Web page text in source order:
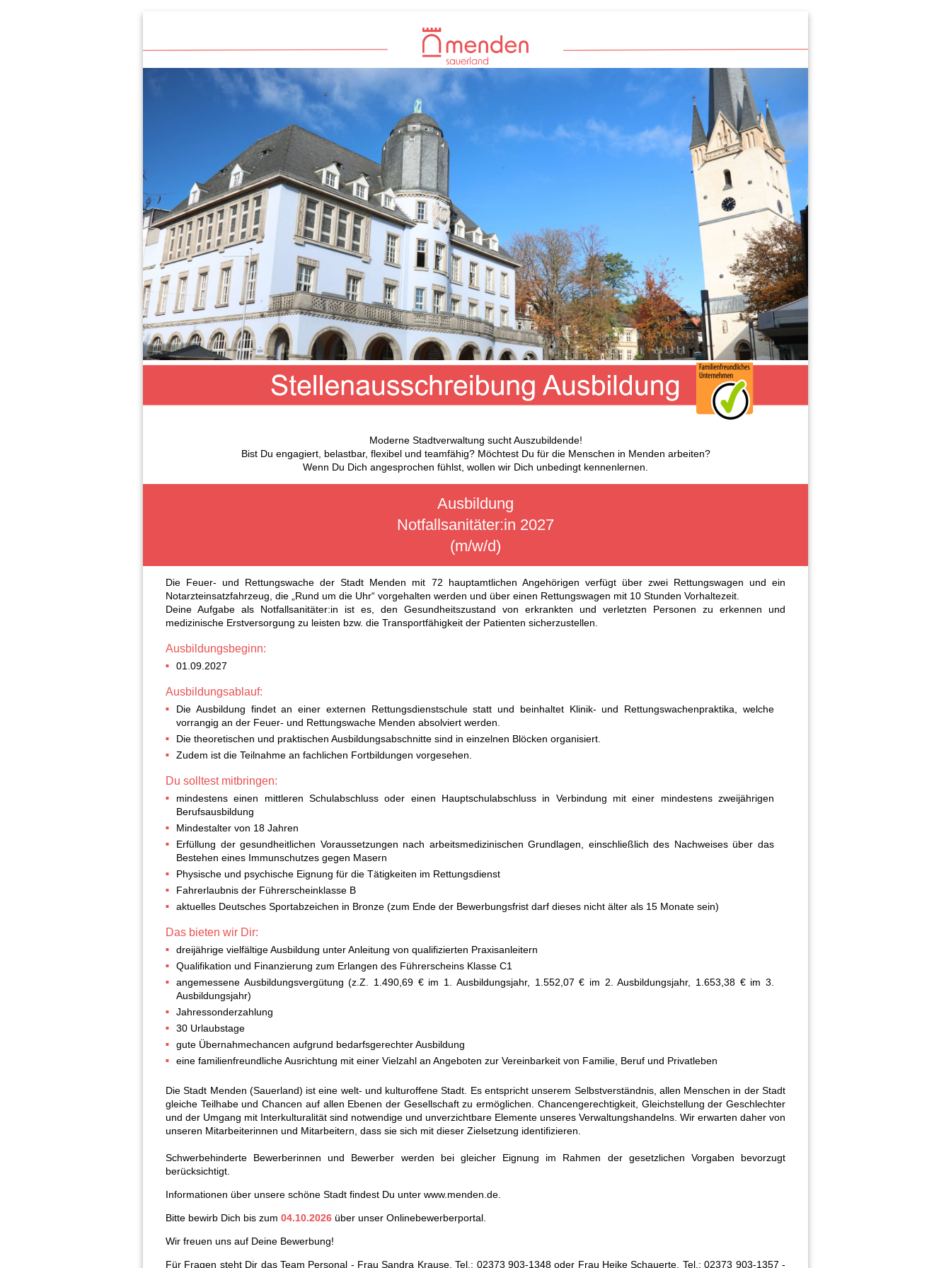
Moderne Stadtverwaltung sucht Auszubildende!
Bist Du engagiert, belastbar, flexibel und teamfähig? Möchtest Du für die Menschen in Menden arbeiten?
Wenn Du Dich angesprochen fühlst, wollen wir Dich unbedingt kennenlernen.
Ausbildung
Notfallsanitäter:in 2027
(m/w/d)
Die Feuer- und Rettungswache der Stadt Menden mit 72 hauptamtlichen Angehörigen verfügt über zwei Rettungswagen und ein
Notarzteinsatzfahrzeug, die „Rund um die Uhr“ vorgehalten werden und über einen Rettungswagen mit 10 Stunden Vorhaltezeit.
Deine Aufgabe als Notfallsanitäter:in ist es, den Gesundheitszustand von erkrankten und verletzten Personen zu erkennen und
medizinische Erstversorgung zu leisten bzw. die Transportfähigkeit der Patienten sicherzustellen.
Ausbildungsbeginn:
01.09.2027
Ausbildungsablauf:
Die Ausbildung findet an einer externen Rettungsdienstschule statt und beinhaltet Klinik- und Rettungswachenpraktika, welche
vorrangig an der Feuer- und Rettungswache Menden absolviert werden.
Die theoretischen und praktischen Ausbildungsabschnitte sind in einzelnen Blöcken organisiert.
Zudem ist die Teilnahme an fachlichen Fortbildungen vorgesehen.
Du solltest mitbringen:
mindestens einen mittleren Schulabschluss oder einen Hauptschulabschluss in Verbindung mit einer mindestens zweijährigen
Berufsausbildung
Mindestalter von 18 Jahren
Erfüllung der gesundheitlichen Voraussetzungen nach arbeitsmedizinischen Grundlagen, einschließlich des Nachweises über das
Bestehen eines Immunschutzes gegen Masern
Physische und psychische Eignung für die Tätigkeiten im Rettungsdienst
Fahrerlaubnis der Führerscheinklasse B
aktuelles Deutsches Sportabzeichen in Bronze (zum Ende der Bewerbungsfrist darf dieses nicht älter als 15 Monate sein)
Das bieten wir Dir:
dreijährige vielfältige Ausbildung unter Anleitung von qualifizierten Praxisanleitern
Qualifikation und Finanzierung zum Erlangen des Führerscheins Klasse C1
angemessene Ausbildungsvergütung (z.Z. 1.490,69 € im 1. Ausbildungsjahr, 1.552,07 € im 2. Ausbildungsjahr, 1.653,38 € im 3.
Ausbildungsjahr)
Jahressonderzahlung
30 Urlaubstage
gute Übernahmechancen aufgrund bedarfsgerechter Ausbildung
eine familienfreundliche Ausrichtung mit einer Vielzahl an Angeboten zur Vereinbarkeit von Familie, Beruf und Privatleben
Die Stadt Menden (Sauerland) ist eine welt- und kulturoffene Stadt. Es entspricht unserem Selbstverständnis, allen Menschen in der Stadt
gleiche Teilhabe und Chancen auf allen Ebenen der Gesellschaft zu ermöglichen. Chancengerechtigkeit, Gleichstellung der Geschlechter
und der Umgang mit Interkulturalität sind notwendige und unverzichtbare Elemente unseres Verwaltungshandelns. Wir erwarten daher von
unseren Mitarbeiterinnen und Mitarbeitern, dass sie sich mit dieser Zielsetzung identifizieren.
Schwerbehinderte Bewerberinnen und Bewerber werden bei gleicher Eignung im Rahmen der gesetzlichen Vorgaben bevorzugt
berücksichtigt.
Informationen über unsere schöne Stadt findest Du unter www.menden.de
Bitte bewirb Dich bis zum 04.10.2026 über unser Onlinebewerberportal.
Wir freuen uns auf Deine Bewerbung!
Für Fragen steht Dir das Team Personal - Frau Sandra Krause, Tel.: 02373 903-1348 oder Frau Heike Schauerte, Tel.: 02373 903-1357 -